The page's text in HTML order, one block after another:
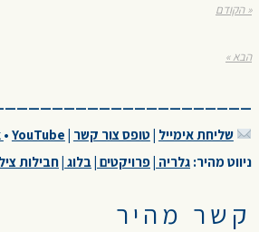
« הקודם
הבא »
שליחת אימייל |טופס צור קשר |
• YouTube
ניווט מהיר: גלריה |פרויקטים |בלוג |חבילות
קשר מהיר